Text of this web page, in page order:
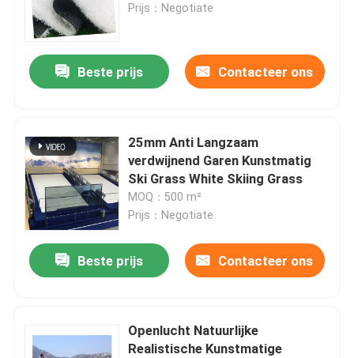
Prijs：Negotiate
Beste prijs Contacteer ons
25mm Anti Langzaam
verdwijnend Garen Kunstmatig
Ski Grass White Skiing Grass
MOQ：500 m²
Prijs：Negotiate
Beste prijs Contacteer ons
Openlucht Natuurlijke
Realistische Kunstmatige